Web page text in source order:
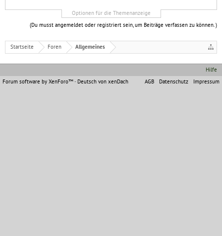
Optionen für die Themenanzeige
(Du musst angemeldet oder registriert sein, um Beiträge verfassen zu können. )
Startseite Foren Allgemeines
Hilfe
AGB
Datenschutz Impressum
Forum software by XenForo™- Deutsch von xenDach